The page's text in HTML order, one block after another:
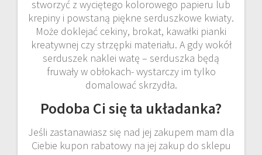
stworzyć z wyciętego kolorowego papieru lub
krepiny i powstaną piękne serduszkowe kwiaty.
Może doklejać cekiny, brokat, kawałki pianki
kreatywnej czy strzępki materiału. A gdy wokół
serduszek naklei watę – serduszka będą
fruwały w obłokach- wystarczy im tylko
domalować skrzydła.
Podoba Ci się ta układanka?
Jeśli zastanawiasz się nad jej zakupem mam dla
Ciebie kupon rabatowy na jej zakup do sklepu